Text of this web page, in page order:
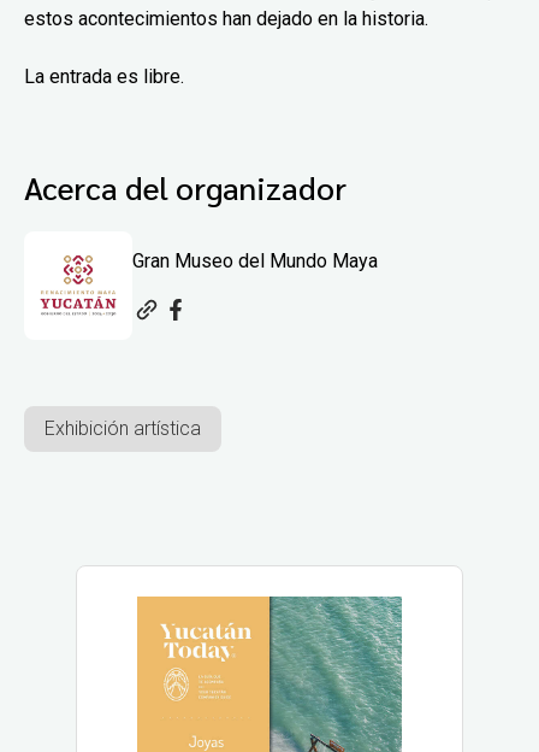
estos acontecimientos han dejado en la historia.
La entrada es libre.
Acerca del organizador
Gran Museo del Mundo Maya
Exhibición artística